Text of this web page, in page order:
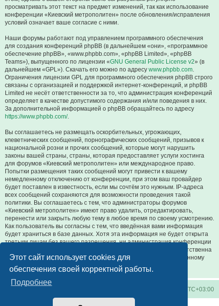
Этот сайт использует cookies для
обеспечения своей корректной работы.
Подробнее
просматривать этот текст на предмет изменений, так как использование
конференции «Киевский метрополитен» после обновления/исправления
условий означает ваше согласие с ними.
Наши форумы работают под управлением программного обеспечения
для создания конференций phpBB (в дальнейшем «они», «программное
обеспечение phpBB», «www.phpbb.com», «phpBB Limited», «phpBB
Teams»), выпущенного по лицензии «GNU General Public License v2» (в
дальнейшем «GPL»). Скачать его можно по адресу www.phpbb.com.
Ограничения лицензии GPL для программного обеспечения phpBB строго
связаны с организацией и поддержкой интернет-конференций, и phpBB
Limited не несёт ответственности за то, что администрация конференций
определяет в качестве допустимого содержания и/или поведения в них.
За дополнительной информацией о phpBB обращайтесь по адресу
https://www.phpbb.com/.
Вы соглашаетесь не размещать оскорбительных, угрожающих,
клеветнических сообщений, порнографических сообщений, призывов к
национальной розни и прочих сообщений, которые могут нарушить
законы вашей страны, страны, которая предоставляет услуги хостинга
для форумов «Киевский метрополитен» или международное право.
Попытки размещения таких сообщений могут привести к вашему
немедленному отключению от конференции, при этом ваш провайдер
будет поставлен в известность, если мы сочтём это нужным. IP-адреса
всех сообщений сохраняются для возможности проведения такой
политики. Вы соглашаетесь с тем, что администраторы форумов
«Киевский метрополитен» имеют право удалить, отредактировать,
перенести или закрыть любую тему в любое время по своему усмотрению.
Как пользователь вы согласны с тем, что введённая вами информация
будет храниться в базе данных. Хотя эта информация не будет открыта
третьим лицам без вашего разрешения, ни администрация конференции
«Киевский метрополитен», ни phpBB Limited не может быть ответственна
за действия хакеров, которые могут привести к несанкционированному
доступу к ней.
UTC+03:00